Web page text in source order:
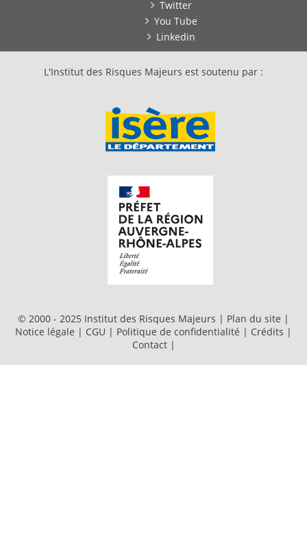
Twitter
You Tube
Linkedin
L'Institut des Risques Majeurs est soutenu par :
© 2000 - 2025 Institut des Risques Majeurs | Plan du site |
Notice légale | CGU | Politique de confidentialité | Crédits |
Contact |